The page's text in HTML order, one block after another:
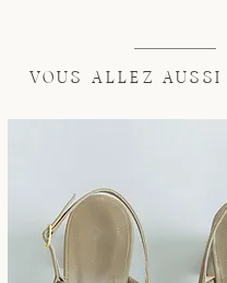
VOUS ALLEZ